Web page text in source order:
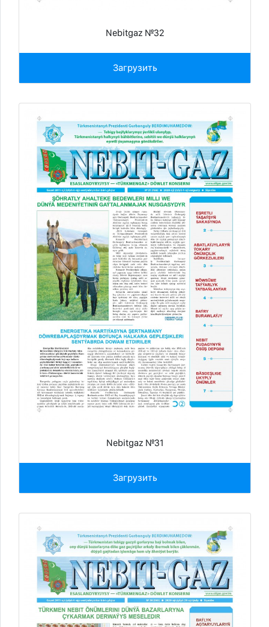
Nebitgaz №32
Загрузить
Nebitgaz №31
Загрузить